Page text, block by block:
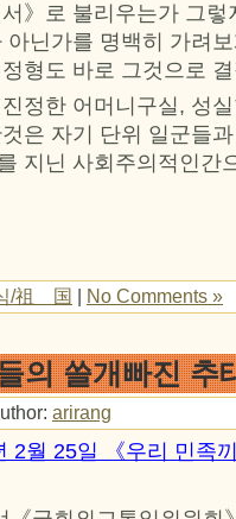
서》로 불리우는가 그
아닌가를 명백히 가려
형도 바로 그것으로
정한 어머니구실, 성
은 자기 단위 일군들
지닌 사회주의적인간
/祖 国 | No Comments »
의 쓸개빠진 추
arirang
2월 25일 《우리 민족